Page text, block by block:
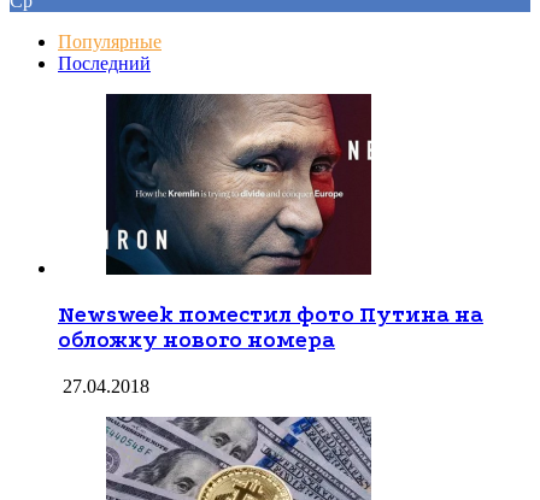
Популярные
Последний
Newsweek поместил фото Путина на
обложку нового номера
27.04.2018